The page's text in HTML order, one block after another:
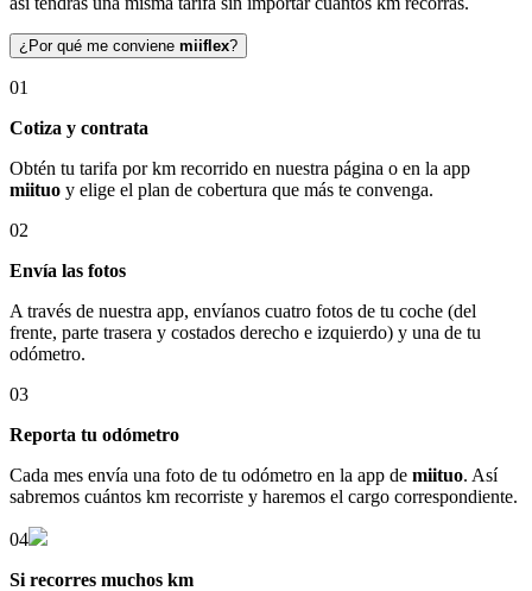
¿Por qué me conviene miiflex?
01
Cotiza y contrata
Obtén tu tarifa por km recorrido en nuestra página o en la app
miituo y elige el plan de cobertura que más te convenga.
02
Envía las fotos
A través de nuestra app, envíanos cuatro fotos de tu coche (del
frente, parte trasera y costados derecho e izquierdo) y una de tu
odómetro.
03
Reporta tu odómetro
Cada mes envía una foto de tu odómetro en la app de miituo. Así
sabremos cuántos km recorriste y haremos el cargo correspondiente.
04
Si recorres muchos km